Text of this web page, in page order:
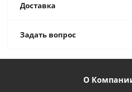
Доставка
Задать вопрос
О